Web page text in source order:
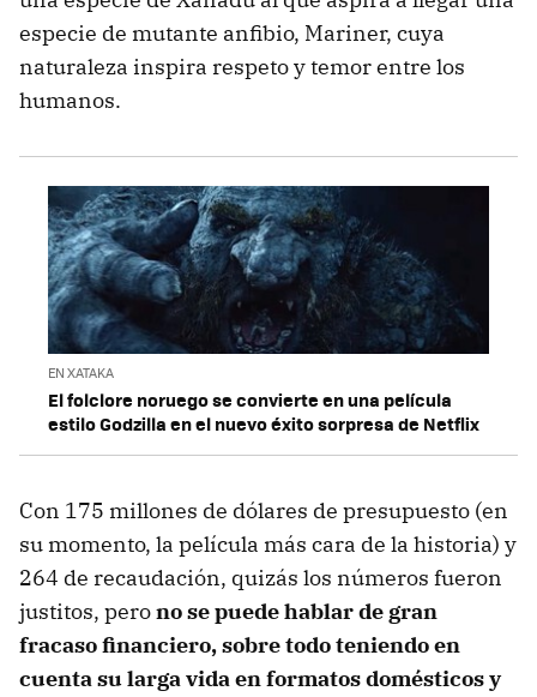
especie de mutante anfibio, Mariner, cuya
naturaleza inspira respeto y temor entre los
humanos.
EN XATAKA
El folclore noruego se convierte en una película
estilo Godzilla en el nuevo éxito sorpresa de Netflix
Con 175 millones de dólares de presupuesto (en
su momento, la película más cara de la historia) y
264 de recaudación, quizás los números fueron
justitos, perono se puede hablar de gran
fracaso financiero, sobre todo teniendo en
cuenta su larga vida en formatos domésticos y